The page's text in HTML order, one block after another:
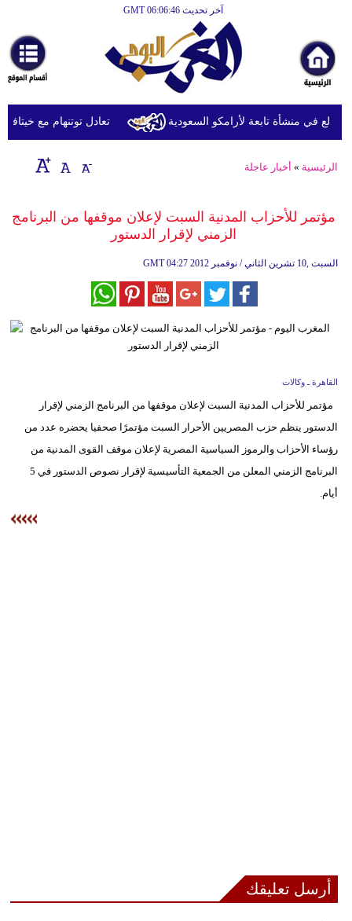
آخر تحديث GMT 06:06:46
أخبارعاجلة
رياضة
ثقافة
إقتصاد
وموسيقى
سياحة
أخبار
البرلمان
إعلام
تعادل توتنهام مع خيتافي في منشأة تابعة لأرامكو السعودية
الرئيسية » أخبار عاجلة
مؤتمر للأحزاب المدنية السبت لإعلان موقفها من البرنامج
الزمني لإقرار الدستور
GMT 04:27 2012 السبت ,10 تشرين الثاني / نوفمبر
القاهرة ـ وكالات
مؤتمر للأحزاب المدنية السبت لإعلان موقفها من البرنامج الزمني لإقرار
الدستور ينظم حزب المصريين الأحرار السبت مؤتمرًا صحفيا يحضره عدد من
رؤساء الأحزاب والرموز السياسية المصرية لإعلان موقف القوى المدنية من
البرنامج الزمني المعلن من الجمعية التأسيسية لإقرار نصوص الدستور في 5
أيام.
أرسل تعليقك